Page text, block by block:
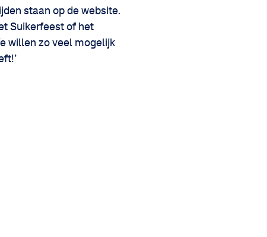
staan op de website.
Suikerfeest of het
willen zo veel mogelijk